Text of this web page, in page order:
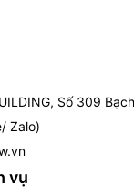
Số 309
Zalo)
vụ